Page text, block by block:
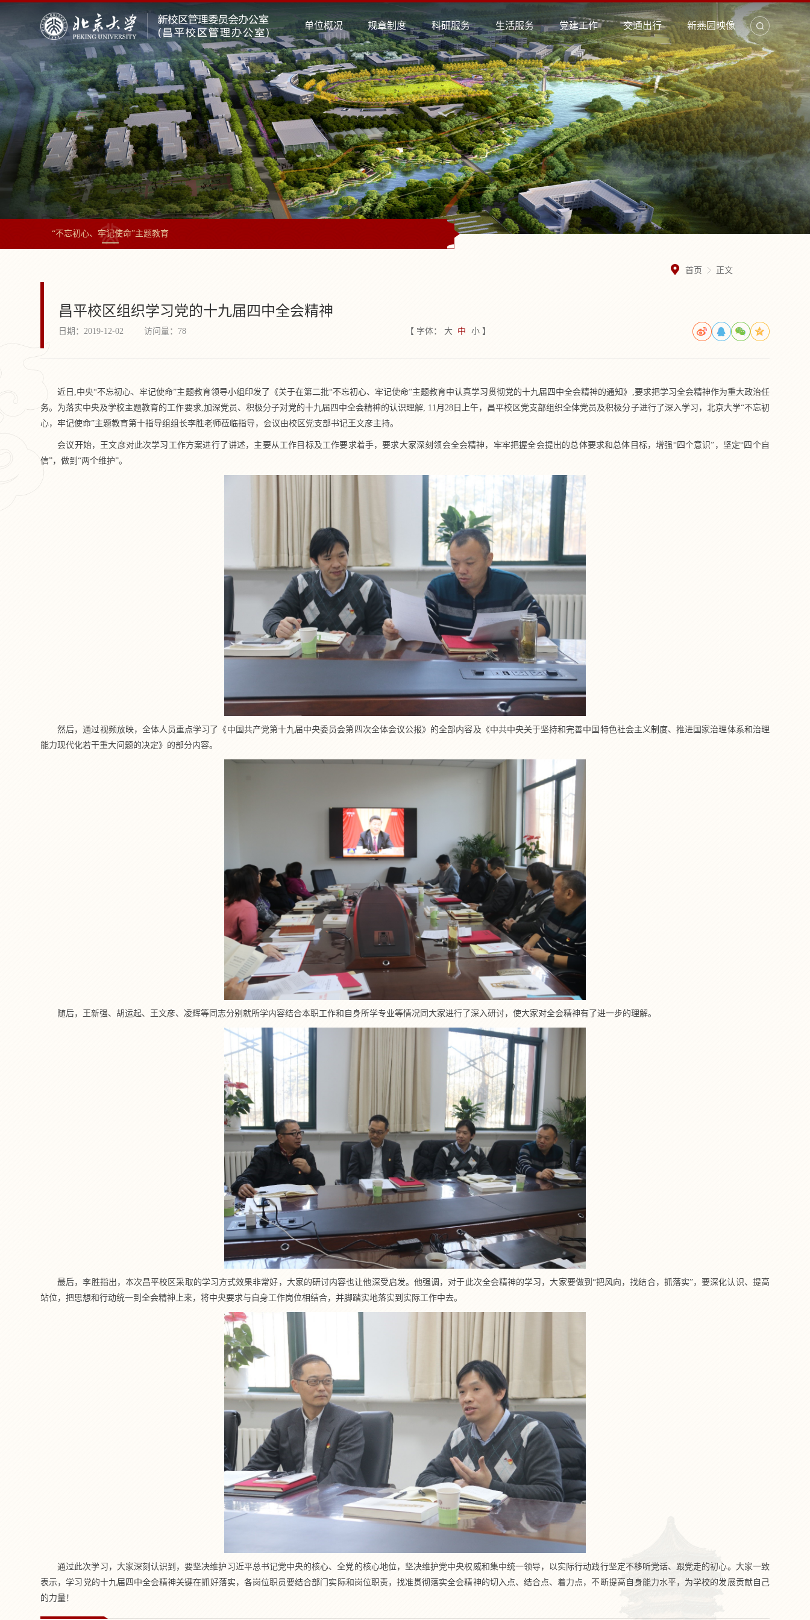
单位概况 规章制度 科研服务 生活服务 党建工作 交通出行 新燕园映像
“不忘初心、牢记使命”主题教育
首页 正文
昌平校区组织学习党的十九届四中全会精神
日期：2019-12-02 访问量： 78 【 字体： 大 中 小 】
近日,中央“不忘初心、牢记使命”主题教育领导小组印发了《关于在第二批“不忘初心、牢记使命”主题教育中认真学习贯彻党的十九届四中全会精神的通知》,要求把学习全会精神作为重大政治任
务。为落实中央及学校主题教育的工作要求,加深党员、积极分子对党的十九届四中全会精神的认识理解, 11月28日上午，昌平校区党支部组织全体党员及积极分子进行了深入学习，北京大学“不忘初
心，牢记使命”主题教育第十指导组组长李胜老师莅临指导，会议由校区党支部书记王文彦主持。
会议开始，王文彦对此次学习工作方案进行了讲述，主要从工作目标及工作要求着手，要求大家深刻领会全会精神，牢牢把握全会提出的总体要求和总体目标，增强“四个意识”，坚定“四个自
信”，做到“两个维护”。
然后，通过视频放映，全体人员重点学习了《中国共产党第十九届中央委员会第四次全体会议公报》的全部内容及《中共中央关于坚持和完善中国特色社会主义制度、推进国家治理体系和治理
能力现代化若干重大问题的决定》的部分内容。
随后，王新强、胡运起、王文彦、凌辉等同志分别就所学内容结合本职工作和自身所学专业等情况同大家进行了深入研讨，使大家对全会精神有了进一步的理解。
最后，李胜指出，本次昌平校区采取的学习方式效果非常好，大家的研讨内容也让他深受启发。他强调，对于此次全会精神的学习，大家要做到“把风向，找结合，抓落实”，要深化认识、提高
站位，把思想和行动统一到全会精神上来，将中央要求与自身工作岗位相结合，并脚踏实地落实到实际工作中去。
通过此次学习，大家深刻认识到，要坚决维护习近平总书记党中央的核心、全党的核心地位，坚决维护党中央权威和集中统一领导，以实际行动践行坚定不移听党话、跟党走的初心。大家一致
表示，学习党的十九届四中全会精神关键在抓好落实，各岗位职员要结合部门实际和岗位职责，找准贯彻落实全会精神的切入点、结合点、着力点，不断提高自身能力水平，为学校的发展贡献自己
的力量！